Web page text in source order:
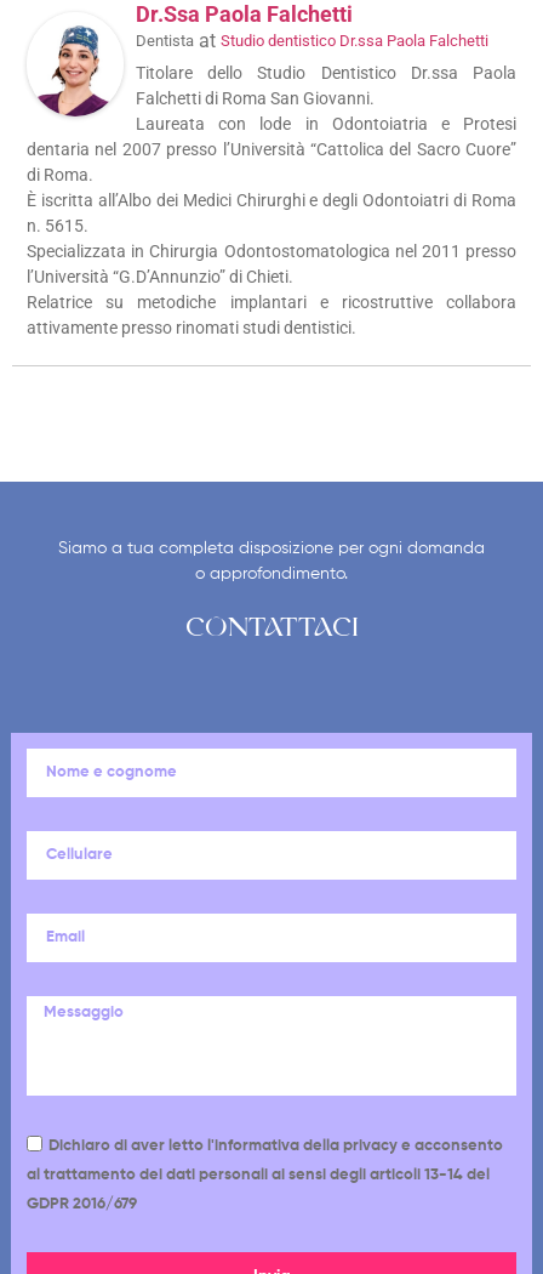
Dr.ssa Paola Falchetti
Dentista at Studio dentistico Dr.ssa Paola Falchetti
Titolare dello Studio Dentistico Dr.ssa Paola
Falchetti di Roma San Giovanni.
Laureata con lode in Odontoiatria e Protesi
dentaria nel 2007 presso l’Università “Cattolica del Sacro Cuore”
di Roma.
È iscritta all’Albo dei Medici Chirurghi e degli Odontoiatri di Roma
n. 5615.
Specializzata in Chirurgia Odontostomatologica nel 2011 presso
l’Università “G.D’Annunzio” di Chieti.
Relatrice su metodiche implantari e ricostruttive collabora
attivamente presso rinomati studi dentistici.
Siamo a tua completa disposizione per ogni domanda
o approfondimento.
CONTATTACI
Dichiaro di aver letto l'informativa della privacy e acconsento
al trattamento dei dati personali ai sensi degli articoli 13-14 del
GDPR 2016/679